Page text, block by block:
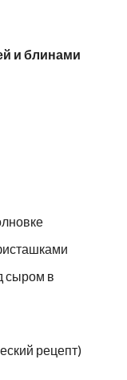
и блинами
сыром в
рецепт)